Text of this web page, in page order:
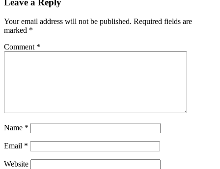
Leave a Reply
Your email address will not be published. Required fields are
marked *
Comment *
Name *
Email *
Website